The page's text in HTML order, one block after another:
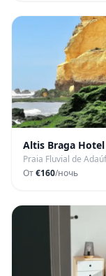
Altis Braga Hotel
Praia Fluvial de
От€160/ночь